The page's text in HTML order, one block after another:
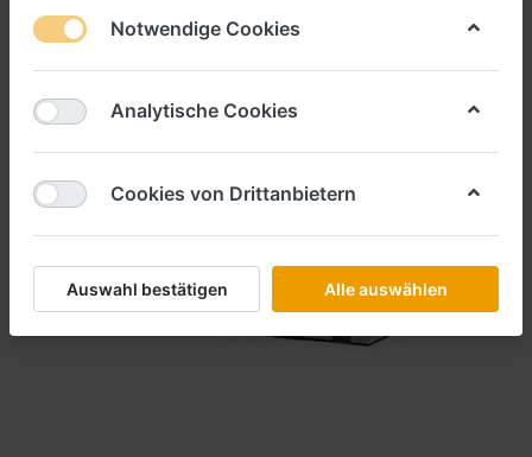
Notwendige Cookies
Analytische Cookies
Cookies von Drittanbietern
Auswahl bestätigen Alle auswählen